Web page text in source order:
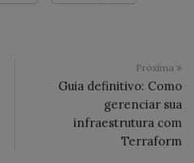
Próxima
Guia definitivo: Como
gerenciar sua
infraestrutura com
Terraform